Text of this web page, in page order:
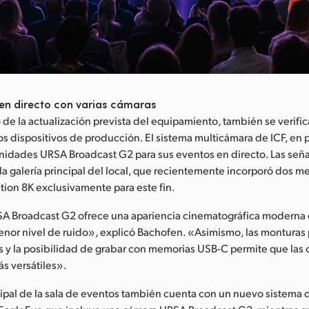
directo con varias cámaras
de la actualización prevista del equipamiento, también se
dispositivos de producción. El sistema multicámara de ICF, en
URSA Broadcast G2 para sus eventos en directo. Las
galería principal del local, que recientemente incorporó dos
8K exclusivamente para este fin.
Broadcast G2 ofrece una apariencia cinematográfica
nivel de ruido», explicó Bachofen. «Asimismo, las
la posibilidad de grabar con memorias USB-C permite que las
versátiles».
de la sala de eventos también cuenta con un nuevo sistema